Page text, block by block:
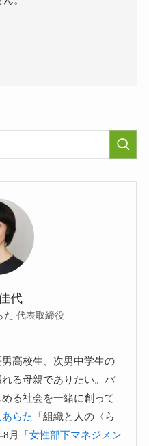
代
た 代表取締役
高校生、次男中学生の
る母親でありたい。パ
る社会を一緒に創って
らた
「組織と人の〈ら
8月「女性部下マネジメン